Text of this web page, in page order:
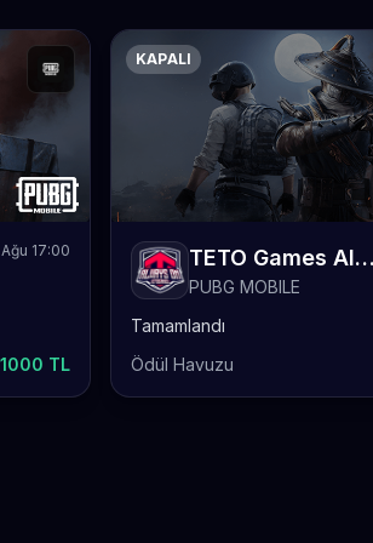
Ağu 17:00
1000 TL
KAPALI
TETO Games Always-ON PUBG Mobile Weekly 11
PUBG MOBILE
Tamamlandı
Ödül Havuzu